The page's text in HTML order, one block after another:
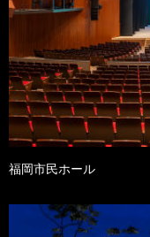
福岡市民ホール